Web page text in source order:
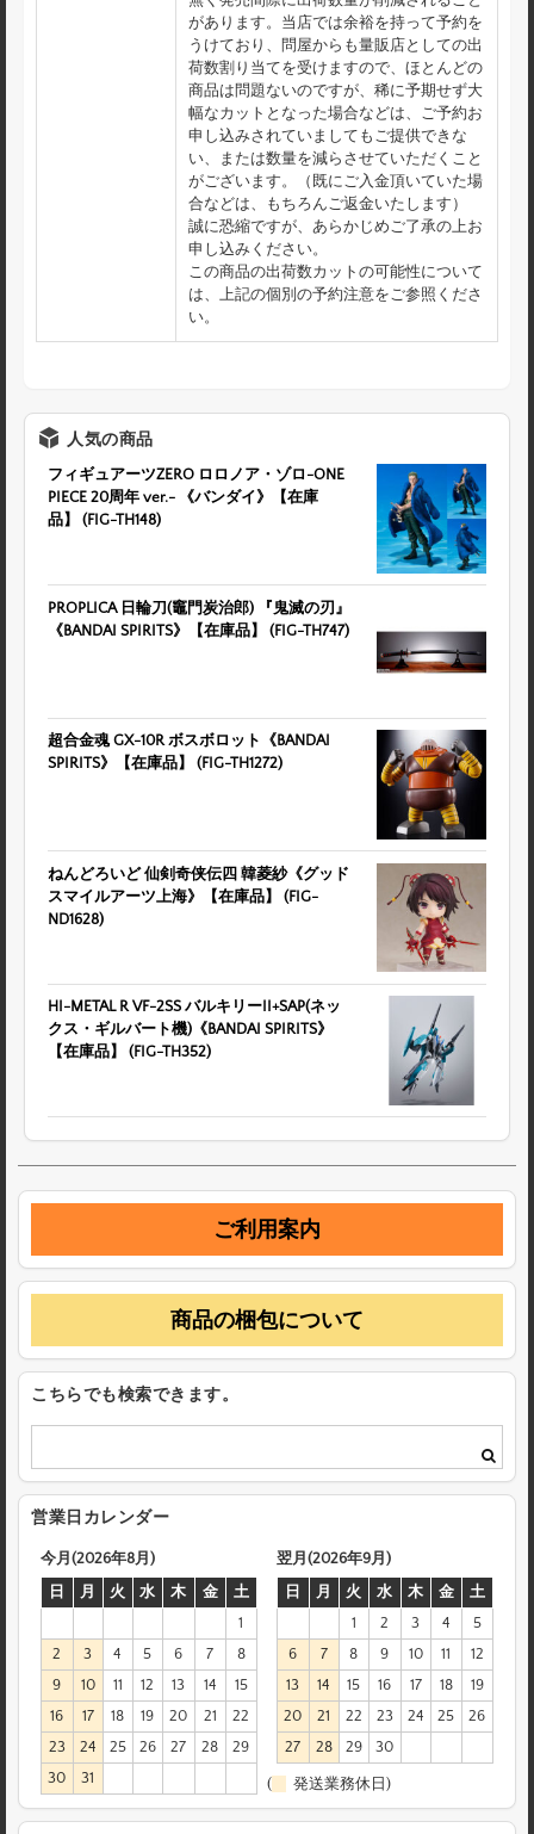
があります。当店では余裕を持って予約を
うけており、問屋からも量販店としての出
荷数割り当てを受けますので、ほとんどの
商品は問題ないのですが、稀に予期せず大
幅なカットとなった場合などは、ご予約お
申し込みされていましてもご提供できな
い、または数量を減らさせていただくこと
がございます。（既にご入金頂いていた場
合などは、もちろんご返金いたします）
誠に恐縮ですが、あらかじめご了承の上お
申し込みください。
この商品の出荷数カットの可能性について
は、上記の個別の予約注意をご参照くださ
い。
人気の商品
フィギュアーツZERO ロロノア・ゾロ-ONE
PIECE 20周年 ver.- 《バンダイ》【在庫
品】 (FIG-TH148)
PROPLICA 日輪刀(竈門炭治郎) 『鬼滅の刃』
《BANDAI SPIRITS》【在庫品】 (FIG-TH747)
超合金魂 GX-10R ボスボロット《BANDAI
SPIRITS》【在庫品】 (FIG-TH1272)
ねんどろいど 仙剣奇侠伝四 韓菱紗《グッド
スマイルアーツ上海》【在庫品】 (FIG-
ND1628)
HI-METAL R VF-2SS バルキリーII+SAP(ネッ
クス・ギルバート機)《BANDAI SPIRITS》
【在庫品】 (FIG-TH352)
ご利用案内
商品の梱包について
こちらでも検索できます。
営業日カレンダー
今月(2026年8月)
日
月 火 水 木 金
土
1
2
3 4 5 6 7
8
9
10 11 12 13 14
15
16
17 18 19 20 21
22
23
24 25 26 27 28
29
30
31
翌月(2026年9月)
日
月 火 水 木 金
土
1
2 3 4
5
6
7 8 9 10 11
12
13
14 15 16 17 18
19
20
21 22 23 24 25
26
27
28 29 30
( 発送業務休日)